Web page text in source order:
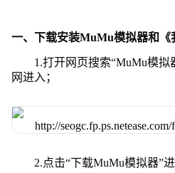
一、下载安装MuMu模拟器和《
1.打开网页搜索“MuMu模
网进入；
2.点击“下载MuMu模拟器”进